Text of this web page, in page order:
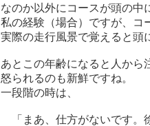
なのか以外にコースが頭の中
私の経験（場合）ですが、コ
実際の走行風景で覚えると頭
あとこの年齢になると人から
怒られるのも新鮮ですね。
一段階の時は、
「まあ、仕方がないです。